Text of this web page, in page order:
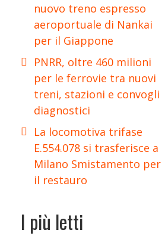
nuovo treno espresso
aeroportuale di Nankai
per il Giappone
PNRR, oltre 460 milioni
per le ferrovie tra nuovi
treni, stazioni e convogli
diagnostici
La locomotiva trifase
E.554.078 si trasferisce a
Milano Smistamento per
il restauro
I più letti